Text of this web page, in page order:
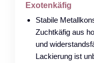
Exotenkäfig
Stabile
Zuchtkäfig aus
und
Lackierung ist